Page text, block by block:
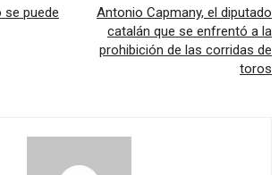
se puede
Antonio Capmany, el diputado
catalán que se enfrentó a la
prohibición de las corridas de
toros